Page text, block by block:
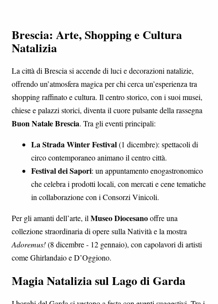
Brescia: Arte, Shopping e Cultura
Natalizia
La città di Brescia si accende di luci e decorazioni natalizie,
offrendo un’atmosfera magica per chi cerca un’esperienza tra
shopping raffinato e cultura. Il centro storico, con i suoi musei,
chiese e palazzi storici, diventa il cuore pulsante della rassegna
Buon Natale Brescia. Tra gli eventi principali:
La Strada Winter Festival(1 dicembre): spettacoli di
circo contemporaneo animano il centro città.
Festival dei Sapori: un appuntamento enogastronomico
che celebra i prodotti locali, con mercati e cene tematiche
in collaborazione con i Consorzi Vinicoli.
Per gli amanti dell’arte, il Museo Diocesanooffre una
collezione straordinaria di opere sulla Natività e la mostra
Adoremus!(8 dicembre - 12 gennaio), con capolavori di artisti
come Ghirlandaio e D’Oggiono.
Magia Natalizia sul Lago di Garda